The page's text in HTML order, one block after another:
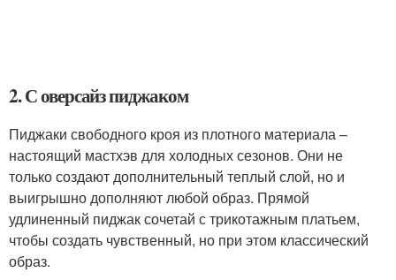
2. С оверсайз пиджаком
Пиджаки свободного кроя из плотного материала –
настоящий мастхэв для холодных сезонов. Они не
только создают дополнительный теплый слой, но и
выигрышно дополняют любой образ. Прямой
удлиненный пиджак сочетай с трикотажным платьем,
чтобы создать чувственный, но при этом классический
образ.